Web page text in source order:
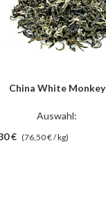
China White Monkey
Auswahl:
€ (76,50 € / kg)